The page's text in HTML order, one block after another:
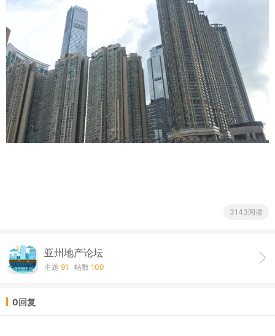
3143阅读
亚州地产论坛
主题 91 帖数 100
0回复